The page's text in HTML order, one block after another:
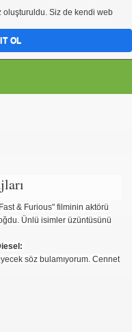
& Furious" filminin aktörü
Ünlü isimler üzüntüsünü
söz bulamıyorum. Cennet
oluşturuldu. Siz de kendi web
OL